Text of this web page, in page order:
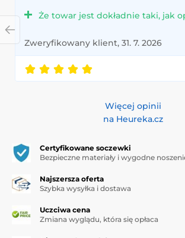
Że towar jest dokładnie taki, jak
Zweryfikowany klient, 31. 7. 2026
Więcej opinii
na Heureka.cz
Certyfikowane soczewki
Bezpieczne materiały i wygodne
Najszersza oferta
Szybka wysyłka i dostawa
Uczciwa cena
Zmiana wyglądu, która się opłaca